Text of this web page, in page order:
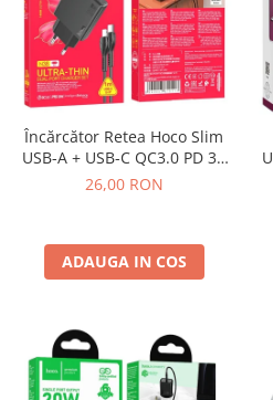
Folii iphone
Folii Oppo
Folii pentru MOTOROLA
TELEFONULUI
Folii Realme
FOLII SILICON FORCELL
FOLII SILICON SUNSHINE
Huse Telefoane
Huse Compatibile Pentru HUAWEI
Încărcător Retea Hoco Slim
USB-A + USB-C QC3.0 PD 3A
20W N38 - NEGRU
26,00 RON
ADAUGA IN COS